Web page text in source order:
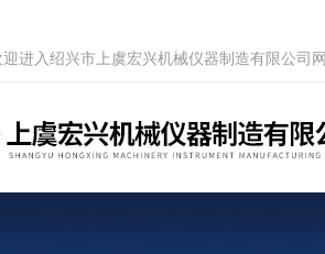
进入绍兴市上虞宏兴机械仪器制造有限公司